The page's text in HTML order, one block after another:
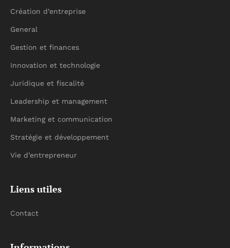
Création d’entreprise
General
Gestion et finances
Innovation et technologie
Juridique et fiscalité
Leadership et management
Marketing et communication
Stratégie et développement
Vie d’entrepreneur
Liens utiles
Contact